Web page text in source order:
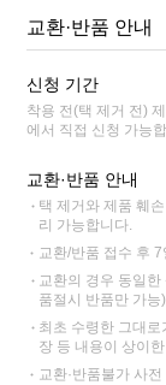
교환·반품 안내
신청 기간
착용 전(택 제거 전)
에서 직접 신청 가능
교환·반품 안내
택 제거와 제품 훼
리 가능합니다.
교환/반품 접수 후
교환의 경우 동일
품절시 반품만 가능)
최초 수령한 그대
장 등 내용이 상이
교환·반품불가 사